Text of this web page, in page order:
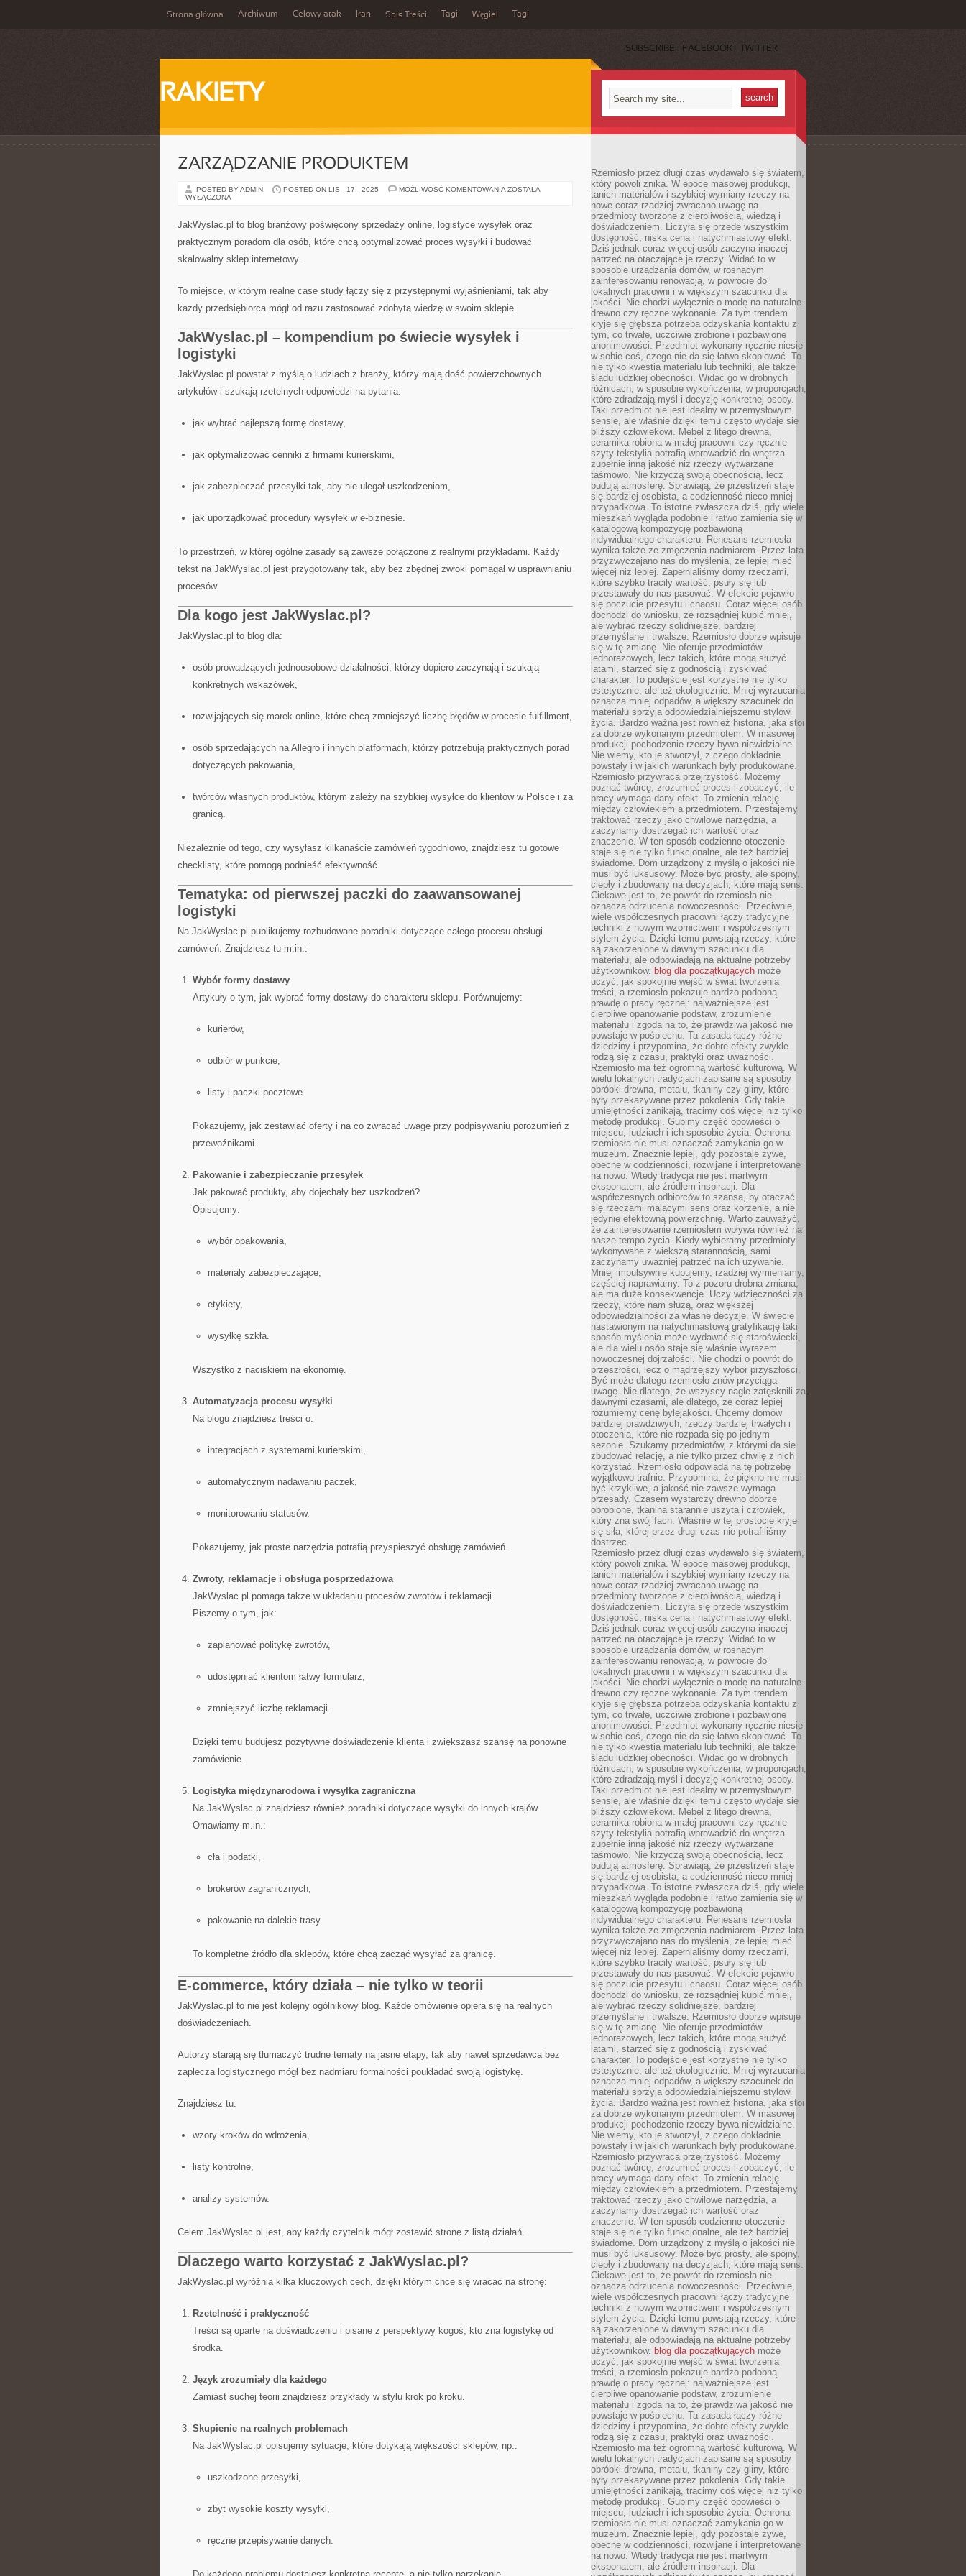
Strona główna Archiwum Celowy atak Iran Spis Treści Tagi Węgiel Tagi
SUBSCRIBE FACEBOOK TWITTER
RAKIETY
ZARZĄDZANIE PRODUKTEM
POSTED BY ADMIN POSTED ON LIS - 17 - 2025 MOŻLIWOŚĆ KOMENTOWANIA ZARZĄDZANIE
ZOSTAŁA
WYŁĄCZONA
JakWyslac.pl to blog branżowy poświęcony sprzedaży online, logistyce wysyłek oraz
praktycznym poradom dla osób, które chcą optymalizować proces wysyłki i budować
skalowalny sklep internetowy.
To miejsce, w którym realne case study łączy się z przystępnymi wyjaśnieniami, tak aby
każdy przedsiębiorca mógł od razu zastosować zdobytą wiedzę w swoim sklepie.
JakWyslac.pl – kompendium po świecie wysyłek i
logistyki
JakWyslac.pl powstał z myślą o ludziach z branży, którzy mają dość powierzchownych
artykułów i szukają rzetelnych odpowiedzi na pytania:
jak wybrać najlepszą formę dostawy,
jak optymalizować cenniki z firmami kurierskimi,
jak zabezpieczać przesyłki tak, aby nie ulegał uszkodzeniom,
jak uporządkować procedury wysyłek w e-biznesie.
To przestrzeń, w której ogólne zasady są zawsze połączone z realnymi przykładami. Każdy
tekst na JakWyslac.pl jest przygotowany tak, aby bez zbędnej zwłoki pomagał w usprawnianiu
procesów.
Dla kogo jest JakWyslac.pl?
JakWyslac.pl to blog dla:
osób prowadzących jednoosobowe działalności, którzy dopiero zaczynają i szukają
konkretnych wskazówek,
rozwijających się marek online, które chcą zmniejszyć liczbę błędów w procesie fulfillment,
osób sprzedających na Allegro i innych platformach, którzy potrzebują praktycznych porad
dotyczących pakowania,
twórców własnych produktów, którym zależy na szybkiej wysyłce do klientów w Polsce i za
granicą.
Niezależnie od tego, czy wysyłasz kilkanaście zamówień tygodniowo, znajdziesz tu gotowe
checklisty, które pomogą podnieść efektywność.
Tematyka: od pierwszej paczki do zaawansowanej
logistyki
Na JakWyslac.pl publikujemy rozbudowane poradniki dotyczące całego procesu obsługi
zamówień. Znajdziesz tu m.in.:
Wybór formy dostawy
Artykuły o tym, jak wybrać formy dostawy do charakteru sklepu. Porównujemy:
kurierów,
odbiór w punkcie,
listy i paczki pocztowe.
Pokazujemy, jak zestawiać oferty i na co zwracać uwagę przy podpisywaniu porozumień z
przewoźnikami.
Pakowanie i zabezpieczanie przesyłek
Jak pakować produkty, aby dojechały bez uszkodzeń?
Opisujemy:
wybór opakowania,
materiały zabezpieczające,
etykiety,
wysyłkę szkła.
Wszystko z naciskiem na ekonomię.
Automatyzacja procesu wysyłki
Na blogu znajdziesz treści o:
integracjach z systemami kurierskimi,
automatycznym nadawaniu paczek,
monitorowaniu statusów.
Pokazujemy, jak proste narzędzia potrafią przyspieszyć obsługę zamówień.
Zwroty, reklamacje i obsługa posprzedażowa
JakWyslac.pl pomaga także w układaniu procesów zwrotów i reklamacji.
Piszemy o tym, jak:
zaplanować politykę zwrotów,
udostępniać klientom łatwy formularz,
zmniejszyć liczbę reklamacji.
Dzięki temu budujesz pozytywne doświadczenie klienta i zwiększasz szansę na ponowne
zamówienie.
Logistyka międzynarodowa i wysyłka zagraniczna
Na JakWyslac.pl znajdziesz również poradniki dotyczące wysyłki do innych krajów.
Omawiamy m.in.:
cła i podatki,
brokerów zagranicznych,
pakowanie na dalekie trasy.
To kompletne źródło dla sklepów, które chcą zacząć wysyłać za granicę.
E-commerce, który działa – nie tylko w teorii
JakWyslac.pl to nie jest kolejny ogólnikowy blog. Każde omówienie opiera się na realnych
doświadczeniach.
Autorzy starają się tłumaczyć trudne tematy na jasne etapy, tak aby nawet sprzedawca bez
zaplecza logistycznego mógł bez nadmiaru formalności poukładać swoją logistykę.
Znajdziesz tu:
wzory kroków do wdrożenia,
listy kontrolne,
analizy systemów.
Celem JakWyslac.pl jest, aby każdy czytelnik mógł zostawić stronę z listą działań.
Dlaczego warto korzystać z JakWyslac.pl?
JakWyslac.pl wyróżnia kilka kluczowych cech, dzięki którym chce się wracać na stronę:
Rzetelność i praktyczność
Treści są oparte na doświadczeniu i pisane z perspektywy kogoś, kto zna logistykę od
środka.
Język zrozumiały dla każdego
Zamiast suchej teorii znajdziesz przykłady w stylu krok po kroku.
Skupienie na realnych problemach
Na JakWyslac.pl opisujemy sytuacje, które dotykają większości sklepów, np.:
uszkodzone przesyłki,
zbyt wysokie koszty wysyłki,
ręczne przepisywanie danych.
Rzemiosło przez długi czas wydawało się światem,
który powoli znika. W epoce masowej produkcji,
tanich materiałów i szybkiej wymiany rzeczy na
nowe coraz rzadziej zwracano uwagę na
przedmioty tworzone z cierpliwością, wiedzą i
doświadczeniem. Liczyła się przede wszystkim
dostępność, niska cena i natychmiastowy efekt.
Dziś jednak coraz więcej osób zaczyna inaczej
patrzeć na otaczające je rzeczy. Widać to w
sposobie urządzania domów, w rosnącym
zainteresowaniu renowacją, w powrocie do
lokalnych pracowni i w większym szacunku dla
jakości. Nie chodzi wyłącznie o modę na naturalne
drewno czy ręczne wykonanie. Za tym trendem
kryje się głębsza potrzeba odzyskania kontaktu z
tym, co trwałe, uczciwie zrobione i pozbawione
anonimowości. Przedmiot wykonany ręcznie niesie
w sobie coś, czego nie da się łatwo skopiować. To
nie tylko kwestia materiału lub techniki, ale także
śladu ludzkiej obecności. Widać go w drobnych
różnicach, w sposobie wykończenia, w proporcjach,
które zdradzają myśl i decyzję konkretnej osoby.
Taki przedmiot nie jest idealny w przemysłowym
sensie, ale właśnie dzięki temu często wydaje się
bliższy człowiekowi. Mebel z litego drewna,
ceramika robiona w małej pracowni czy ręcznie
szyty tekstylia potrafią wprowadzić do wnętrza
zupełnie inną jakość niż rzeczy wytwarzane
taśmowo. Nie krzyczą swoją obecnością, lecz
budują atmosferę. Sprawiają, że przestrzeń staje
się bardziej osobista, a codzienność nieco mniej
przypadkowa. To istotne zwłaszcza dziś, gdy wiele
mieszkań wygląda podobnie i łatwo zamienia się w
katalogową kompozycję pozbawioną
indywidualnego charakteru. Renesans rzemiosła
wynika także ze zmęczenia nadmiarem. Przez lata
przyzwyczajano nas do myślenia, że lepiej mieć
więcej niż lepiej. Zapełnialiśmy domy rzeczami,
które szybko traciły wartość, psuły się lub
przestawały do nas pasować. W efekcie pojawiło
się poczucie przesytu i chaosu. Coraz więcej osób
dochodzi do wniosku, że rozsądniej kupić mniej,
ale wybrać rzeczy solidniejsze, bardziej
przemyślane i trwalsze. Rzemiosło dobrze wpisuje
się w tę zmianę. Nie oferuje przedmiotów
jednorazowych, lecz takich, które mogą służyć
latami, starzeć się z godnością i zyskiwać
charakter. To podejście jest korzystne nie tylko
estetycznie, ale też ekologicznie. Mniej wyrzucania
oznacza mniej odpadów, a większy szacunek do
materiału sprzyja odpowiedzialniejszemu stylowi
życia. Bardzo ważna jest również historia, jaka stoi
za dobrze wykonanym przedmiotem. W masowej
produkcji pochodzenie rzeczy bywa niewidzialne.
Nie wiemy, kto je stworzył, z czego dokładnie
powstały i w jakich warunkach były produkowane.
Rzemiosło przywraca przejrzystość. Możemy
poznać twórcę, zrozumieć proces i zobaczyć, ile
pracy wymaga dany efekt. To zmienia relację
między człowiekiem a przedmiotem. Przestajemy
traktować rzeczy jako chwilowe narzędzia, a
zaczynamy dostrzegać ich wartość oraz
znaczenie. W ten sposób codzienne otoczenie
staje się nie tylko funkcjonalne, ale też bardziej
świadome. Dom urządzony z myślą o jakości nie
musi być luksusowy. Może być prosty, ale spójny,
ciepły i zbudowany na decyzjach, które mają sens.
Ciekawe jest to, że powrót do rzemiosła nie
oznacza odrzucenia nowoczesności. Przeciwnie,
wiele współczesnych pracowni łączy tradycyjne
techniki z nowym wzornictwem i współczesnym
stylem życia. Dzięki temu powstają rzeczy, które
są zakorzenione w dawnym szacunku dla
materiału, ale odpowiadają na aktualne potrzeby
użytkowników. blog dla początkujących może
uczyć, jak spokojnie wejść w świat tworzenia
treści, a rzemiosło pokazuje bardzo podobną
prawdę o pracy ręcznej: najważniejsze jest
cierpliwe opanowanie podstaw, zrozumienie
materiału i zgoda na to, że prawdziwa jakość nie
powstaje w pośpiechu. Ta zasada łączy różne
dziedziny i przypomina, że dobre efekty zwykle
rodzą się z czasu, praktyki oraz uważności.
Rzemiosło ma też ogromną wartość kulturową. W
wielu lokalnych tradycjach zapisane są sposoby
obróbki drewna, metalu, tkaniny czy gliny, które
były przekazywane przez pokolenia. Gdy takie
umiejętności zanikają, tracimy coś więcej niż tylko
metodę produkcji. Gubimy część opowieści o
miejscu, ludziach i ich sposobie życia. Ochrona
rzemiosła nie musi oznaczać zamykania go w
muzeum. Znacznie lepiej, gdy pozostaje żywe,
obecne w codzienności, rozwijane i interpretowane
na nowo. Wtedy tradycja nie jest martwym
eksponatem, ale źródłem inspiracji. Dla
współczesnych odbiorców to szansa, by otaczać
się rzeczami mającymi sens oraz korzenie, a nie
jedynie efektowną powierzchnię. Warto zauważyć,
że zainteresowanie rzemiosłem wpływa również na
nasze tempo życia. Kiedy wybieramy przedmioty
wykonywane z większą starannością, sami
zaczynamy uważniej patrzeć na ich używanie.
Mniej impulsywnie kupujemy, rzadziej wymieniamy,
częściej naprawiamy. To z pozoru drobna zmiana,
ale ma duże konsekwencje. Uczy wdzięczności za
rzeczy, które nam służą, oraz większej
odpowiedzialności za własne decyzje. W świecie
nastawionym na natychmiastową gratyfikację taki
sposób myślenia może wydawać się staroświecki,
ale dla wielu osób staje się właśnie wyrazem
nowoczesnej dojrzałości. Nie chodzi o powrót do
przeszłości, lecz o mądrzejszy wybór przyszłości.
Być może dlatego rzemiosło znów przyciąga
uwagę. Nie dlatego, że wszyscy nagle zatęsknili za
dawnymi czasami, ale dlatego, że coraz lepiej
rozumiemy cenę bylejakości. Chcemy domów
bardziej prawdziwych, rzeczy bardziej trwałych i
otoczenia, które nie rozpada się po jednym
sezonie. Szukamy przedmiotów, z którymi da się
zbudować relację, a nie tylko przez chwilę z nich
korzystać. Rzemiosło odpowiada na tę potrzebę
wyjątkowo trafnie. Przypomina, że piękno nie musi
być krzykliwe, a jakość nie zawsze wymaga
przesady. Czasem wystarczy drewno dobrze
obrobione, tkanina starannie uszyta i człowiek,
który zna swój fach. Właśnie w tej prostocie kryje
się siła, której przez długi czas nie potrafiliśmy
dostrzec.
Rzemiosło przez długi czas wydawało się światem,
który powoli znika. W epoce masowej produkcji,
tanich materiałów i szybkiej wymiany rzeczy na
nowe coraz rzadziej zwracano uwagę na
przedmioty tworzone z cierpliwością, wiedzą i
doświadczeniem. Liczyła się przede wszystkim
dostępność, niska cena i natychmiastowy efekt.
Dziś jednak coraz więcej osób zaczyna inaczej
patrzeć na otaczające je rzeczy. Widać to w
sposobie urządzania domów, w rosnącym
zainteresowaniu renowacją, w powrocie do
lokalnych pracowni i w większym szacunku dla
jakości. Nie chodzi wyłącznie o modę na naturalne
drewno czy ręczne wykonanie. Za tym trendem
kryje się głębsza potrzeba odzyskania kontaktu z
tym, co trwałe, uczciwie zrobione i pozbawione
anonimowości. Przedmiot wykonany ręcznie niesie
w sobie coś, czego nie da się łatwo skopiować. To
nie tylko kwestia materiału lub techniki, ale także
śladu ludzkiej obecności. Widać go w drobnych
różnicach, w sposobie wykończenia, w proporcjach,
które zdradzają myśl i decyzję konkretnej osoby.
Taki przedmiot nie jest idealny w przemysłowym
sensie, ale właśnie dzięki temu często wydaje się
bliższy człowiekowi. Mebel z litego drewna,
ceramika robiona w małej pracowni czy ręcznie
szyty tekstylia potrafią wprowadzić do wnętrza
zupełnie inną jakość niż rzeczy wytwarzane
taśmowo. Nie krzyczą swoją obecnością, lecz
budują atmosferę. Sprawiają, że przestrzeń staje
się bardziej osobista, a codzienność nieco mniej
przypadkowa. To istotne zwłaszcza dziś, gdy wiele
mieszkań wygląda podobnie i łatwo zamienia się w
katalogową kompozycję pozbawioną
indywidualnego charakteru. Renesans rzemiosła
wynika także ze zmęczenia nadmiarem. Przez lata
przyzwyczajano nas do myślenia, że lepiej mieć
więcej niż lepiej. Zapełnialiśmy domy rzeczami,
które szybko traciły wartość, psuły się lub
przestawały do nas pasować. W efekcie pojawiło
się poczucie przesytu i chaosu. Coraz więcej osób
dochodzi do wniosku, że rozsądniej kupić mniej,
ale wybrać rzeczy solidniejsze, bardziej
przemyślane i trwalsze. Rzemiosło dobrze wpisuje
się w tę zmianę. Nie oferuje przedmiotów
jednorazowych, lecz takich, które mogą służyć
latami, starzeć się z godnością i zyskiwać
charakter. To podejście jest korzystne nie tylko
estetycznie, ale też ekologicznie. Mniej wyrzucania
oznacza mniej odpadów, a większy szacunek do
materiału sprzyja odpowiedzialniejszemu stylowi
życia. Bardzo ważna jest również historia, jaka stoi
za dobrze wykonanym przedmiotem. W masowej
produkcji pochodzenie rzeczy bywa niewidzialne.
Nie wiemy, kto je stworzył, z czego dokładnie
powstały i w jakich warunkach były produkowane.
Rzemiosło przywraca przejrzystość. Możemy
poznać twórcę, zrozumieć proces i zobaczyć, ile
pracy wymaga dany efekt. To zmienia relację
między człowiekiem a przedmiotem. Przestajemy
traktować rzeczy jako chwilowe narzędzia, a
zaczynamy dostrzegać ich wartość oraz
znaczenie. W ten sposób codzienne otoczenie
staje się nie tylko funkcjonalne, ale też bardziej
świadome. Dom urządzony z myślą o jakości nie
musi być luksusowy. Może być prosty, ale spójny,
ciepły i zbudowany na decyzjach, które mają sens.
Ciekawe jest to, że powrót do rzemiosła nie
oznacza odrzucenia nowoczesności. Przeciwnie,
wiele współczesnych pracowni łączy tradycyjne
techniki z nowym wzornictwem i współczesnym
stylem życia. Dzięki temu powstają rzeczy, które
są zakorzenione w dawnym szacunku dla
materiału, ale odpowiadają na aktualne potrzeby
użytkowników. blog dla początkujących może
uczyć, jak spokojnie wejść w świat tworzenia
treści, a rzemiosło pokazuje bardzo podobną
prawdę o pracy ręcznej: najważniejsze jest
cierpliwe opanowanie podstaw, zrozumienie
materiału i zgoda na to, że prawdziwa jakość nie
powstaje w pośpiechu. Ta zasada łączy różne
dziedziny i przypomina, że dobre efekty zwykle
rodzą się z czasu, praktyki oraz uważności.
Rzemiosło ma też ogromną wartość kulturową. W
wielu lokalnych tradycjach zapisane są sposoby
obróbki drewna, metalu, tkaniny czy gliny, które
były przekazywane przez pokolenia. Gdy takie
umiejętności zanikają, tracimy coś więcej niż tylko
metodę produkcji. Gubimy część opowieści o
miejscu, ludziach i ich sposobie życia. Ochrona
rzemiosła nie musi oznaczać zamykania go w
muzeum. Znacznie lepiej, gdy pozostaje żywe,
obecne w codzienności, rozwijane i interpretowane
na nowo. Wtedy tradycja nie jest martwym
eksponatem, ale źródłem inspiracji. Dla